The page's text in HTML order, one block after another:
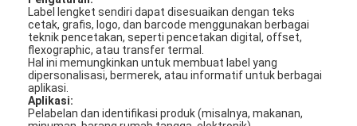
Label lengket sendiri dapat disesuaikan dengan teks
cetak, grafis, logo, dan barcode menggunakan berbagai
teknik pencetakan, seperti pencetakan digital, offset,
flexographic, atau transfer termal.
Hal ini memungkinkan untuk membuat label yang
dipersonalisasi, bermerek, atau informatif untuk berbagai
aplikasi.
Aplikasi:
Pelabelan dan identifikasi produk (misalnya, makanan,